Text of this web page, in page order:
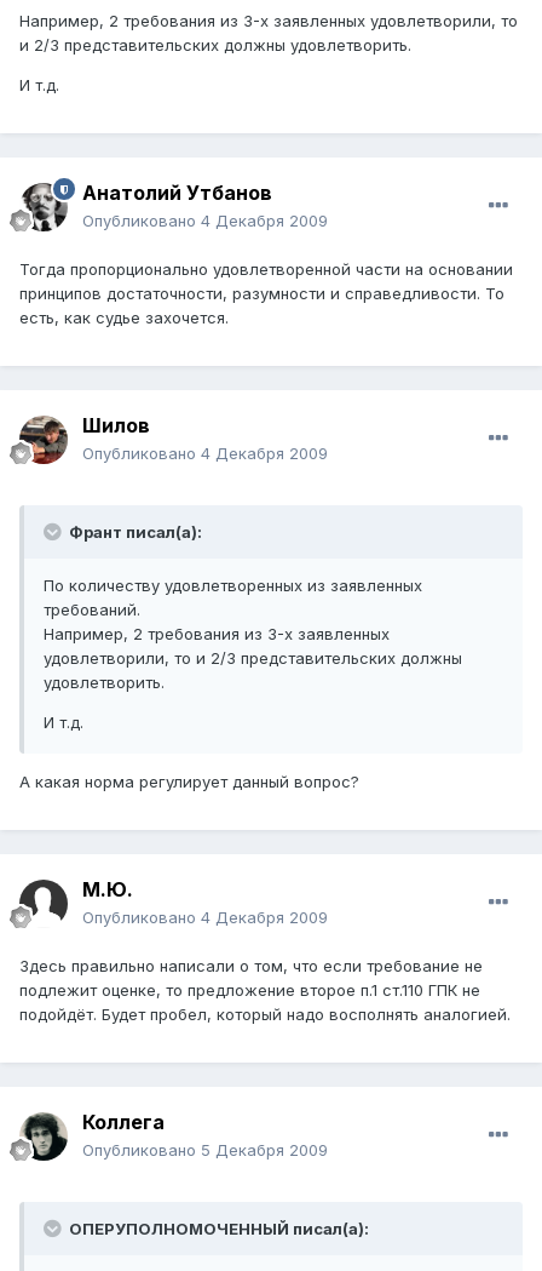
Например, 2 требования из 3-х заявленных удовлетворили, то
и 2/3 представительских должны удовлетворить.
И т.д.
Анатолий Утбанов
Опубликовано 4 Декабря 2009
Тогда пропорционально удовлетворенной части на основании
принципов достаточности, разумности и справедливости. То
есть, как судье захочется.
Шилов
Опубликовано 4 Декабря 2009
Франт писал(а):
По количеству удовлетворенных из заявленных
требований.
Например, 2 требования из 3-х заявленных
удовлетворили, то и 2/3 представительских должны
удовлетворить.
И т.д.
А какая норма регулирует данный вопрос?
М.Ю.
Опубликовано 4 Декабря 2009
Здесь правильно написали о том, что если требование не
подлежит оценке, то предложение второе п.1 ст.110 ГПК не
подойдёт. Будет пробел, который надо восполнять аналогией.
Коллега
Опубликовано 5 Декабря 2009
ОПЕРУПОЛНОМОЧЕННЫЙ писал(а):